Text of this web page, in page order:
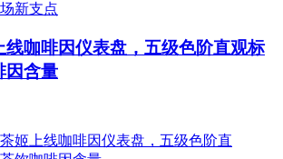
线咖啡因仪表盘，五级色阶直观标
因含量